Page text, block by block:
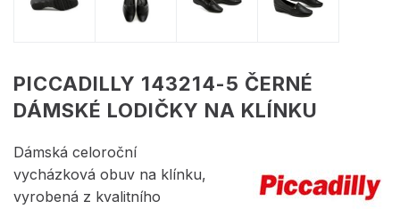
PICCADILLY 143214-5 ČERNÉ
DÁMSKÉ LODIČKY NA KLÍNKU
Dámská celoroční
vycházková obuv na klínku,
vyrobená z kvalitního